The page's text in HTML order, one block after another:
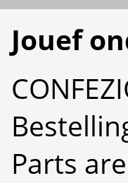
Jouef
Parts